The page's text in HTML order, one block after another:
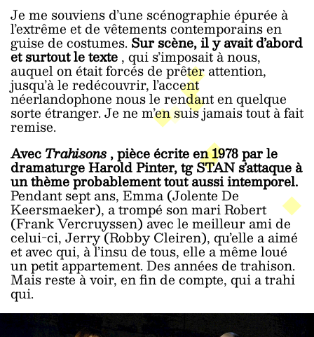
Je me souviens d’une scénographie épurée à
l’extrême et de vêtements contemporains en
guise de costumes. Sur scène, il y avait d’abord
et surtout le texte, qui s’imposait à nous,
auquel on était forcés de prêter attention,
jusqu’à le redécouvrir, l’accent
néerlandophone nous le rendant en quelque
sorte étranger. Je ne m’en suis jamais tout à fait
remise.
AvecTrahisons, pièce écrite en 1978 par le
dramaturge Harold Pinter, tg STAN s’attaque à
un thème probablement tout aussi intemporel.
Pendant sept ans, Emma (Jolente De
Keersmaeker), a trompé son mari Robert
(Frank Vercruyssen) avec le meilleur ami de
celui-ci, Jerry (Robby Cleiren), qu’elle a aimé
et avec qui, à l’insu de tous, elle a même loué
un petit appartement. Des années de trahison.
Mais reste à voir, en fin de compte, qui a trahi
qui.